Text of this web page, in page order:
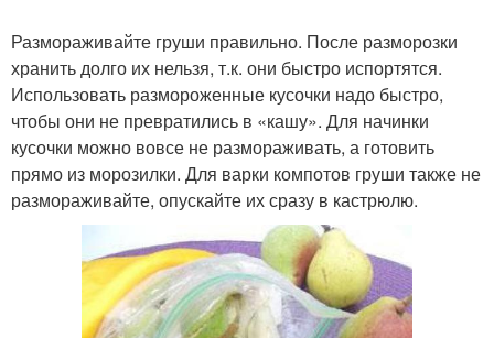
Размораживайте груши правильно. После разморозки
хранить долго их нельзя, т.к. они быстро испортятся.
Использовать размороженные кусочки надо быстро,
чтобы они не превратились в «кашу». Для начинки
кусочки можно вовсе не размораживать, а готовить
прямо из морозилки. Для варки компотов груши также не
размораживайте, опускайте их сразу в кастрюлю.